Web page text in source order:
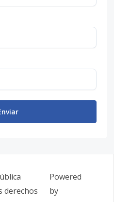
derechos
Powered
by